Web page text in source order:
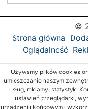
©
Strona główna
Oglądalność
Używamy plików cookies
umieszczanie naszym
usług, reklamy, statystyk.
ustawień przeglądarki,
urządzeniu końcowym i